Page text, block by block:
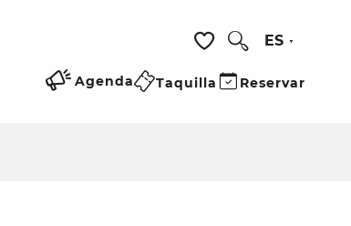
Voir les favoris
ES
Agenda Taquilla Reservar